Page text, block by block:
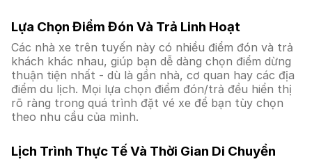
Lựa Chọn Điểm Đón Và Trả Linh Hoạt
Các nhà xe trên tuyến này có nhiều điểm đón và trả
khách khác nhau, giúp bạn dễ dàng chọn điểm dừng
thuận tiện nhất - dù là gần nhà, cơ quan hay các địa
điểm du lịch. Mọi lựa chọn điểm đón/trả đều hiển thị
rõ ràng trong quá trình đặt vé xe để bạn tùy chọn
theo nhu cầu của mình.
Lịch Trình Thực Tế Và Thời Gian Di Chuyển